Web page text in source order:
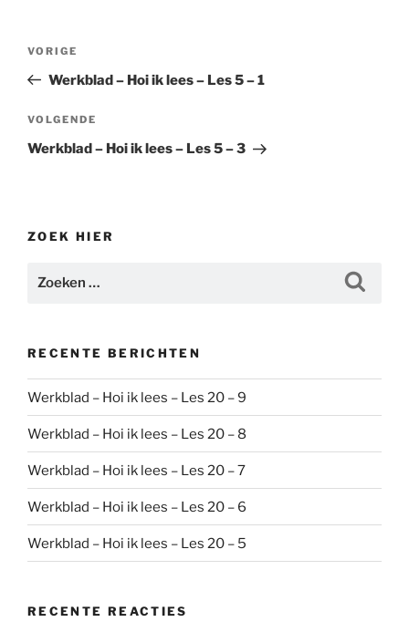
Bericht
Vorig
bericht
VORIGE
Werkblad – Hoi ik lees – Les 5 – 1
Volgend
bericht
VOLGENDE
Werkblad – Hoi ik lees – Les 5 – 3
ZOEK HIER
Zoeken
RECENTE BERICHTEN
Werkblad – Hoi ik lees – Les 20 – 9
Werkblad – Hoi ik lees – Les 20 – 8
Werkblad – Hoi ik lees – Les 20 – 7
Werkblad – Hoi ik lees – Les 20 – 6
Werkblad – Hoi ik lees – Les 20 – 5
RECENTE REACTIES